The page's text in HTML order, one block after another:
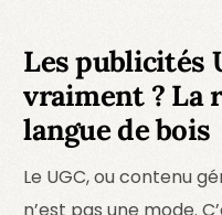
Les publicités
vraiment ? La
langue de bois
Le UGC, ou contenu